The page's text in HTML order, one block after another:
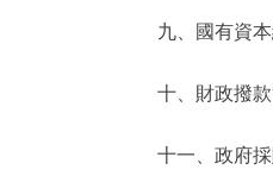
參與
走進北京
北京
九、國有資本
十、財政撥款“
十一、政府採